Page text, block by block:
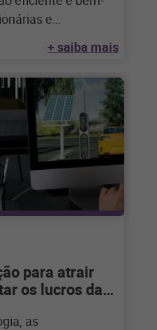
e
Saiba
+ saiba mais
para atrair
os lucros da
as